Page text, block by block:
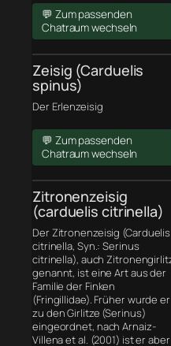
💬 Zum passenden
Chatraum wechseln
Zeisig (Carduelis
spinus)
Der Erlenzeisig
💬 Zum passenden
Chatraum wechseln
Zitronenzeisig
(carduelis citrinella)
Der Zitronenzeisig (Carduelis
citrinella, Syn.: Serinus
citrinella), auch
genannt, ist eine Art aus der
Familie der Finken
(Fringillidae). Früher wurde er
zu den Girlitze (Serinus)
eingeordnet, nach Arnaiz-
Villena et al. (2001) ist er aber